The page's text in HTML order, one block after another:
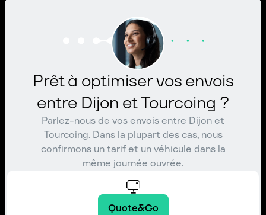
Prêt à optimiser vos envois
entre Dijon et Tourcoing ?
Parlez-nous de vos envois entre Dijon et
Tourcoing. Dans la plupart des cas, nous
confirmons un tarif et un véhicule dans la
même journée ouvrée.
Quote&Go